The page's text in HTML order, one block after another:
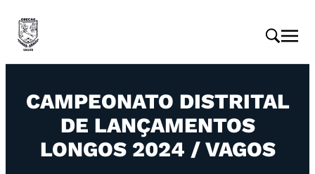
CAMPEONATO DISTRITAL
DE LANÇAMENTOS
LONGOS 2024 / VAGOS